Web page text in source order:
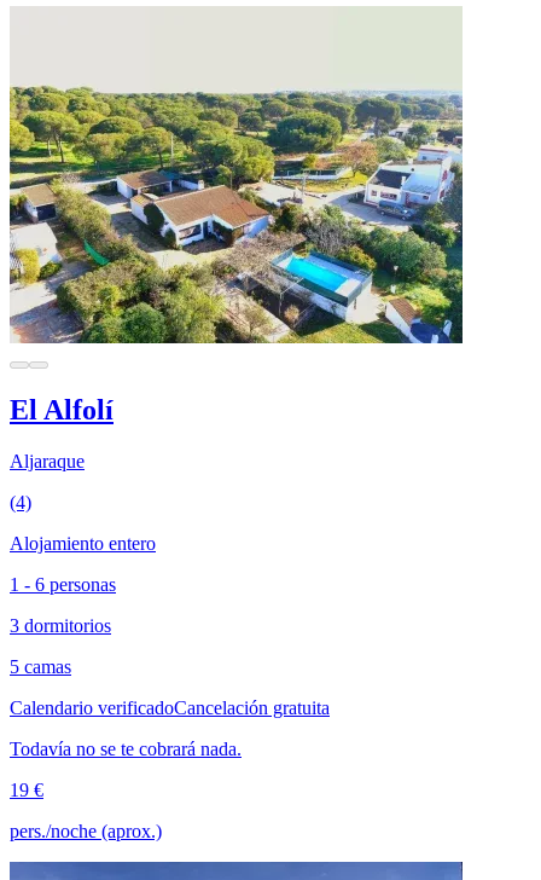
El Alfolí
Aljaraque
(4)
Alojamiento entero
1 - 6 personas
3 dormitorios
5 camas
Calendario verificadoCancelación gratuita
Todavía no se te cobrará nada.
19 €
pers./noche (aprox.)